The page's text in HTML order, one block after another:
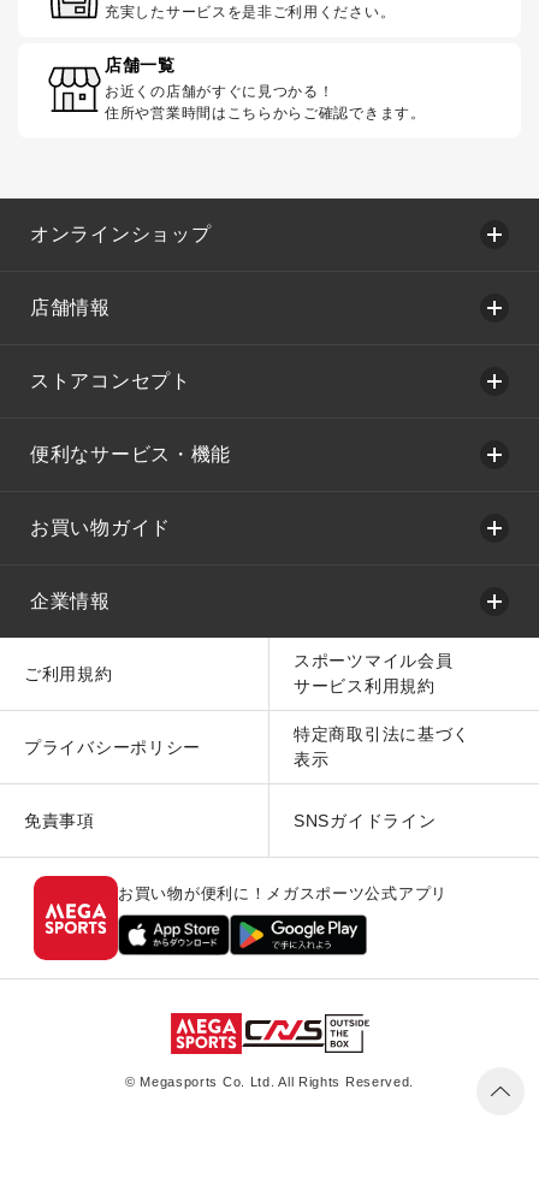
充実したサービスを是非ご利用ください。
店舗一覧
お近くの店舗がすぐに見つかる！
住所や営業時間はこちらからご確認できます。
オンラインショップ
店舗情報
ストアコンセプト
便利なサービス・機能
お買い物ガイド
企業情報
ご利用規約
スポーツマイル会員
サービス利用規約
プライバシーポリシー
特定商取引法に基づく
表示
免責事項 SNSガイドライン
お買い物が便利に！メガスポーツ公式アプリ
© Megasports Co. Ltd. All Rights Reserved.